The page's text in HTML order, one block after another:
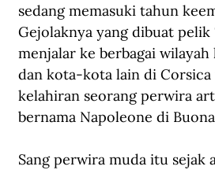
sedang memasuki tahun
Gejolaknya yang dibuat pelik
menjalar ke berbagai wilayah
dan kota-kota lain di Corsica
kelahiran seorang perwira
bernama Napoleone di
Sang perwira muda itu sejak